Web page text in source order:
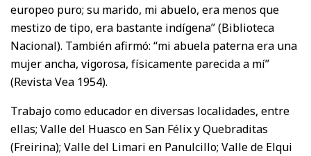
europeo puro; su marido, mi abuelo, era menos que
mestizo de tipo, era bastante indígena” (Biblioteca
Nacional). También afirmó: “mi abuela paterna era una
mujer ancha, vigorosa, físicamente parecida a mí”
(Revista Vea 1954).
Trabajo como educador en diversas localidades, entre
ellas; Valle del Huasco en San Félix y Quebraditas
(Freirina); Valle del Limari en Panulcillo; Valle de Elqui